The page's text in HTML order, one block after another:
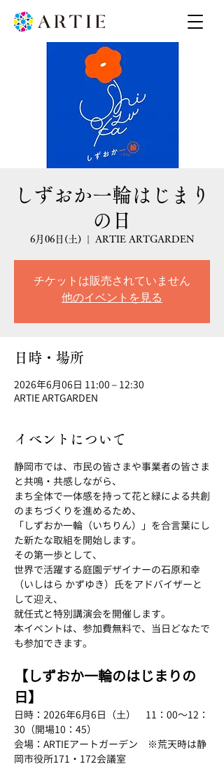
しずおか一輪はじまり
の日
6月06日(土)
  |
ARTIE ARTGARDEN
チケットは販売されていません
他のイベントを見る
日時・場所
2026年6月06日 11:00 – 12:30
ARTIE ARTGARDEN
イベントについて
静岡市では、市民の皆さまや事業者の皆さま
と共鳴・共感しながら、
まち全体で一体感を持って花と緑による共創
のまちづくりを進めるため、
「しずおか一輪（いちりん）」を合言葉にし
た新たな取組を開始します。
その第一歩として、
世界で活躍する庭園デザイナーの石原和幸
（いしはら かずゆき）氏をアドバイザーと
して迎え、
就任式と特別講演会を開催します。
本イベントは、参加費無料で、当日どなたで
も参加できます。
【しずおか一輪のはじまりの
日】
日時：2026年6月6日（土）　11：00～12：
30（開場10：45）
会場：ARTIEアートガーデン　※荒天時は静
岡市役所171・172会議室